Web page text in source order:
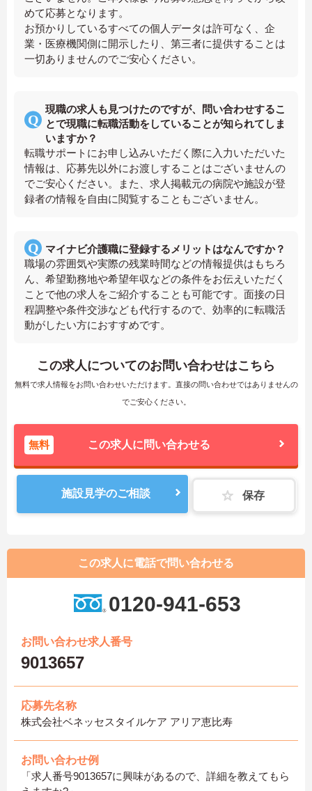
めて応募となります。
お預かりしているすべての個人データは許可なく、企
業・医療機関側に開示したり、第三者に提供することは
一切ありませんのでご安心ください。
現職の求人も見つけたのですが、問い合わせするこ
とで現職に転職活動をしていることが知られてしま
いますか？
転職サポートにお申し込みいただく際に入力いただいた
情報は、応募先以外にお渡しすることはございませんの
でご安心ください。また、求人掲載元の病院や施設が登
録者の情報を自由に閲覧することもございません。
マイナビ介護職に登録するメリットはなんですか？
職場の雰囲気や実際の残業時間などの情報提供はもちろ
ん、希望勤務地や希望年収などの条件をお伝えいただく
ことで他の求人をご紹介することも可能です。面接の日
程調整や条件交渉なども代行するので、効率的に転職活
動がしたい方におすすめです。
この求人についてのお問い合わせはこちら
無料で求人情報をお問い合わせいただけます。直接の問い合わせではありませんの
でご安心ください。
無料 この求人に問い合わせる
施設見学のご相談 保存
この求人に電話で問い合わせる
0120-941-653
お問い合わせ求人番号
9013657
応募先名称
株式会社ベネッセスタイルケア アリア恵比寿
お問い合わせ例
「求人番号9013657に興味があるので、詳細を教えてもら